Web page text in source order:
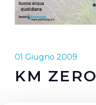
01 Giugno 2009
KM ZERO